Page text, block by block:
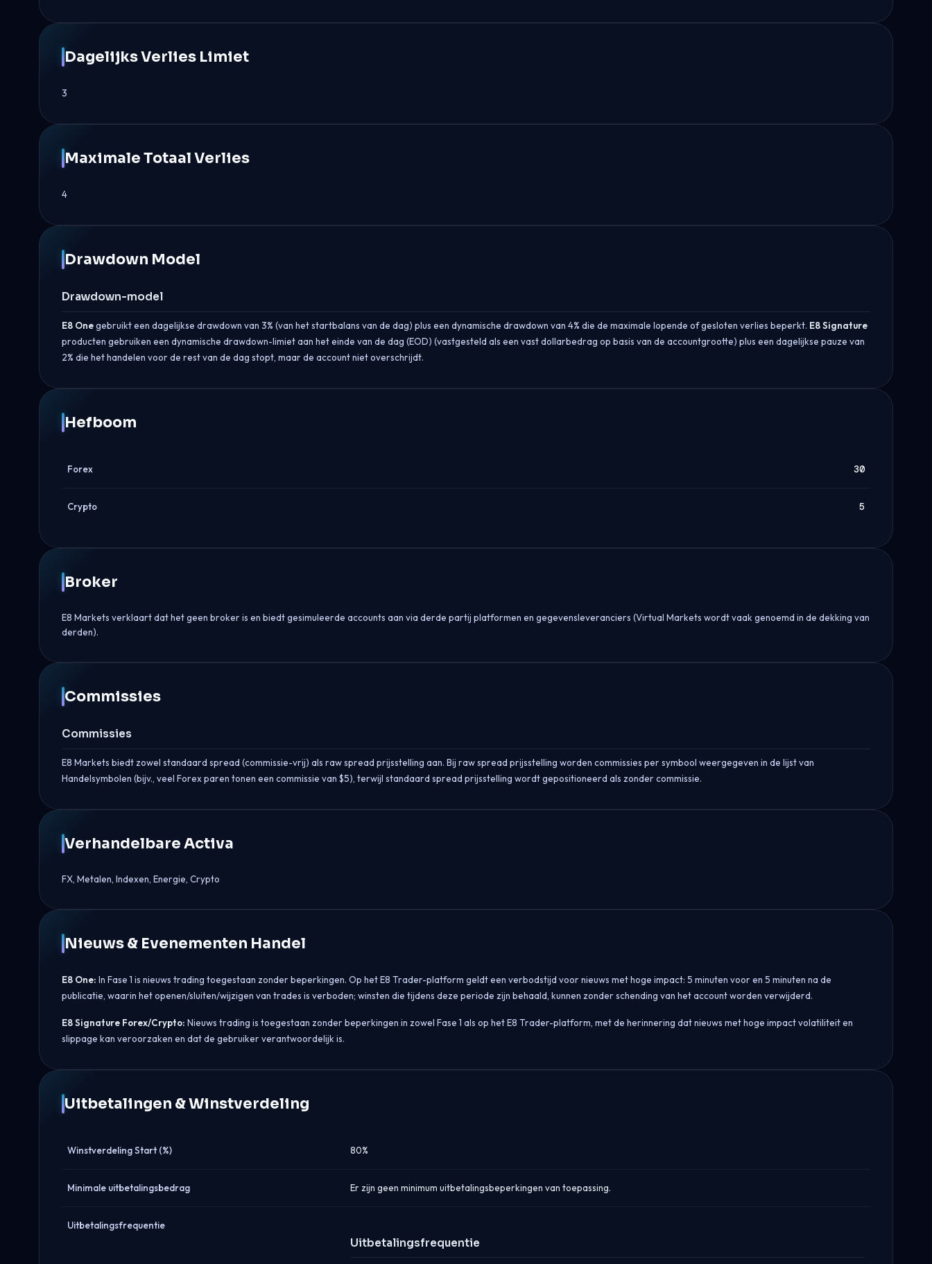
Dagelijks Verlies Limiet
3
Maximale Totaal Verlies
4
Drawdown Model
Drawdown-model
E8 Onegebruikt een dagelijkse drawdown van 3% (van het startbalans van de dag) plus een dynamische drawdown van 4% die de maximale lopende of gesloten verlies beperkt. E8 Signature
producten gebruiken een dynamische drawdown-limiet aan het einde van de dag (EOD) (vastgesteld als een vast dollarbedrag op basis van de accountgrootte) plus een dagelijkse pauze van
2% die het handelen voor de rest van de dag stopt, maar de account niet overschrijdt.
Hefboom
Forex 30
Crypto 5
Broker
E8 Markets verklaart dat het geen broker is en biedt gesimuleerde accounts aan via derde partij platformen en gegevensleveranciers (Virtual Markets wordt vaak genoemd in de dekking van
derden).
Commissies
Commissies
E8 Markets biedt zowel standaard spread (commissie-vrij) als raw spread prijsstelling aan. Bij raw spread prijsstelling worden commissies per symbool weergegeven in de lijst van
Handelsymbolen (bijv., veel Forex paren tonen een commissie van $5), terwijl standaard spread prijsstelling wordt gepositioneerd als zonder commissie.
Verhandelbare Activa
FX, Metalen, Indexen, Energie, Crypto
Nieuws & Evenementen Handel
E8 One: In Fase 1 is nieuws trading toegestaan zonder beperkingen. Op het E8 Trader-platform geldt een verbodstijd voor nieuws met hoge impact: 5 minuten voor en 5 minuten na de
publicatie, waarin het openen/sluiten/wijzigen van trades is verboden; winsten die tijdens deze periode zijn behaald, kunnen zonder schending van het account worden verwijderd.
E8 Signature Forex/Crypto: Nieuws trading is toegestaan zonder beperkingen in zowel Fase 1 als op het E8 Trader-platform, met de herinnering dat nieuws met hoge impact volatiliteit en
slippage kan veroorzaken en dat de gebruiker verantwoordelijk is.
Uitbetalingen & Winstverdeling
Winstverdeling Start (%) 80%
Minimale uitbetalingsbedrag Er zijn geen minimum uitbetalingsbeperkingen van toepassing.
Uitbetalingsfrequentie
Uitbetalingsfrequentie